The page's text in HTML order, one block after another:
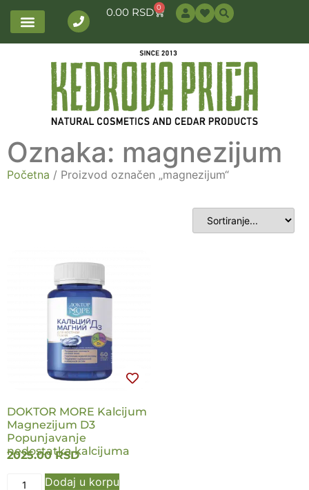
0.00 RSD 0
Oznaka: magnezijum
Početna / Proizvod označen „magnezijum“
DOKTOR MORE Kalcijum
Magnezijum D3
Popunjavanje
nedostatka kalcijuma
2025.00RSD
Dodaj u korpu